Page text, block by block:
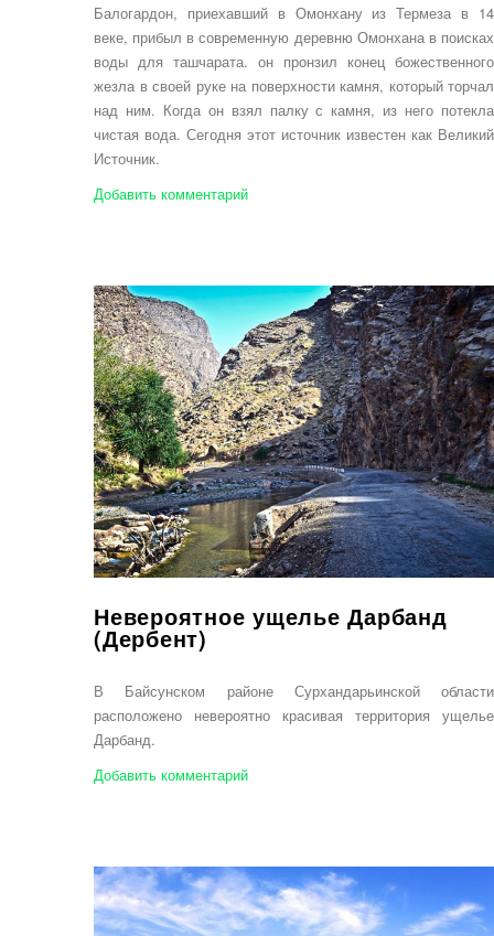
Балогардон, приехавший в Омонхану из Термеза в 14
веке, прибыл в современную деревню Омонхана в поисках
воды для ташчарата. он пронзил конец божественного
жезла в своей руке на поверхности камня, который торчал
над ним. Когда он взял палку с камня, из него потекла
чистая вода. Сегодня этот источник известен как Великий
Источник.
Добавить комментарий
Невероятное ущелье Дарбанд
(Дербент)
В Байсунском районе Сурхандарьинской области
расположено невероятно красивая территория ущелье
Дарбанд.
Добавить комментарий